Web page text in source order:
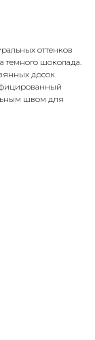
оттенков
темного шоколада.
досок
швом для